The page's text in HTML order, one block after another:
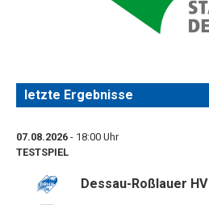
letzte Ergebnisse
07.08.2026 - 18:00 Uhr
TESTSPIEL
Dessau-Roßlauer HV